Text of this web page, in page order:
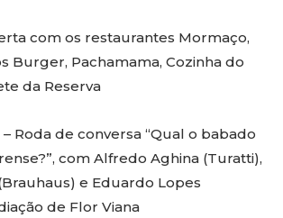
com os restaurantes Mormaço,
Burger, Pachamama, Cozinha do
da Reserva
– Roda de conversa “Qual o babado
com Alfredo Aghina (Turatti),
e Eduardo Lopes
de Flor Viana